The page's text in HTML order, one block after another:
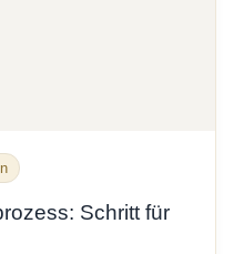
Schritt für